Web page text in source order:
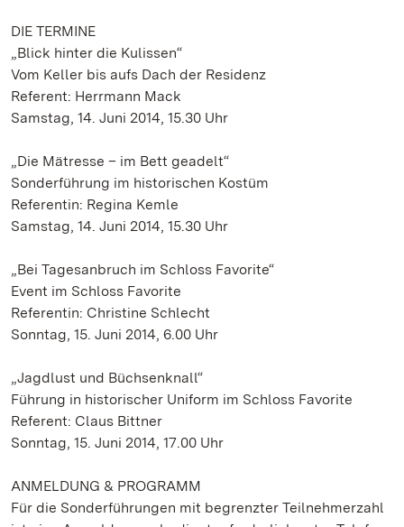
DIE TERMINE
„Blick hinter die Kulissen“
Vom Keller bis aufs Dach der Residenz
Referent: Herrmann Mack
Samstag, 14. Juni 2014, 15.30 Uhr
„Die Mätresse – im Bett geadelt“
Sonderführung im historischen Kostüm
Referentin: Regina Kemle
Samstag, 14. Juni 2014, 15.30 Uhr
„Bei Tagesanbruch im Schloss Favorite“
Event im Schloss Favorite
Referentin: Christine Schlecht
Sonntag, 15. Juni 2014, 6.00 Uhr
„Jagdlust und Büchsenknall“
Führung in historischer Uniform im Schloss Favorite
Referent: Claus Bittner
Sonntag, 15. Juni 2014, 17.00 Uhr
ANMELDUNG & PROGRAMM
Für die Sonderführungen mit begrenzter Teilnehmerzahl